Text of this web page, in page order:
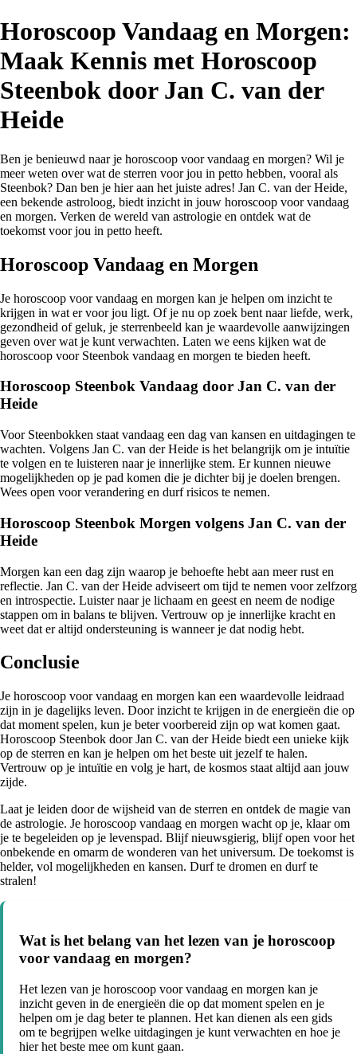
Horoscoop Vandaag en Morgen:
Maak Kennis met Horoscoop
Steenbok door Jan C. van der
Heide
Ben je benieuwd naar je horoscoop voor vandaag en morgen? Wil je
meer weten over wat de sterren voor jou in petto hebben, vooral als
Steenbok? Dan ben je hier aan het juiste adres! Jan C. van der Heide,
een bekende astroloog, biedt inzicht in jouw horoscoop voor vandaag
en morgen. Verken de wereld van astrologie en ontdek wat de
toekomst voor jou in petto heeft.
Horoscoop Vandaag en Morgen
Je horoscoop voor vandaag en morgen kan je helpen om inzicht te
krijgen in wat er voor jou ligt. Of je nu op zoek bent naar liefde, werk,
gezondheid of geluk, je sterrenbeeld kan je waardevolle aanwijzingen
geven over wat je kunt verwachten. Laten we eens kijken wat de
horoscoop voor Steenbok vandaag en morgen te bieden heeft.
Horoscoop Steenbok Vandaag door Jan C. van der
Heide
Voor Steenbokken staat vandaag een dag van kansen en uitdagingen te
wachten. Volgens Jan C. van der Heide is het belangrijk om je intuïtie
te volgen en te luisteren naar je innerlijke stem. Er kunnen nieuwe
mogelijkheden op je pad komen die je dichter bij je doelen brengen.
Wees open voor verandering en durf risicos te nemen.
Horoscoop Steenbok Morgen volgens Jan C. van der
Heide
Morgen kan een dag zijn waarop je behoefte hebt aan meer rust en
reflectie. Jan C. van der Heide adviseert om tijd te nemen voor zelfzorg
en introspectie. Luister naar je lichaam en geest en neem de nodige
stappen om in balans te blijven. Vertrouw op je innerlijke kracht en
weet dat er altijd ondersteuning is wanneer je dat nodig hebt.
Conclusie
Je horoscoop voor vandaag en morgen kan een waardevolle leidraad
zijn in je dagelijks leven. Door inzicht te krijgen in de energieën die op
dat moment spelen, kun je beter voorbereid zijn op wat komen gaat.
Horoscoop Steenbok door Jan C. van der Heide biedt een unieke kijk
op de sterren en kan je helpen om het beste uit jezelf te halen.
Vertrouw op je intuïtie en volg je hart, de kosmos staat altijd aan jouw
zijde.
Laat je leiden door de wijsheid van de sterren en ontdek de magie van
de astrologie. Je horoscoop vandaag en morgen wacht op je, klaar om
je te begeleiden op je levenspad. Blijf nieuwsgierig, blijf open voor het
onbekende en omarm de wonderen van het universum. De toekomst is
helder, vol mogelijkheden en kansen. Durf te dromen en durf te
stralen!
Wat is het belang van het lezen van je horoscoop
voor vandaag en morgen?
Het lezen van je horoscoop voor vandaag en morgen kan je
inzicht geven in de energieën die op dat moment spelen en je
helpen om je dag beter te plannen. Het kan dienen als een gids
om te begrijpen welke uitdagingen je kunt verwachten en hoe je
hier het beste mee om kunt gaan.